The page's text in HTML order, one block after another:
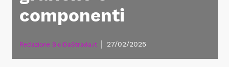
componenti
Redazione BiciDaStrada.it 27/02/2025